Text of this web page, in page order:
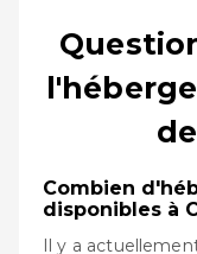
Combien
disponibles à
Il y a